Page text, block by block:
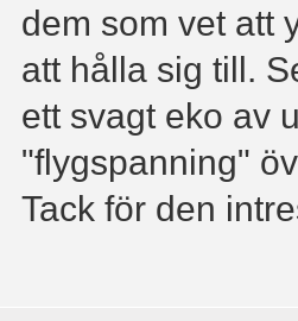
dem som vet att
att hålla sig till.
ett svagt eko av
"flygspanning"
Tack för den